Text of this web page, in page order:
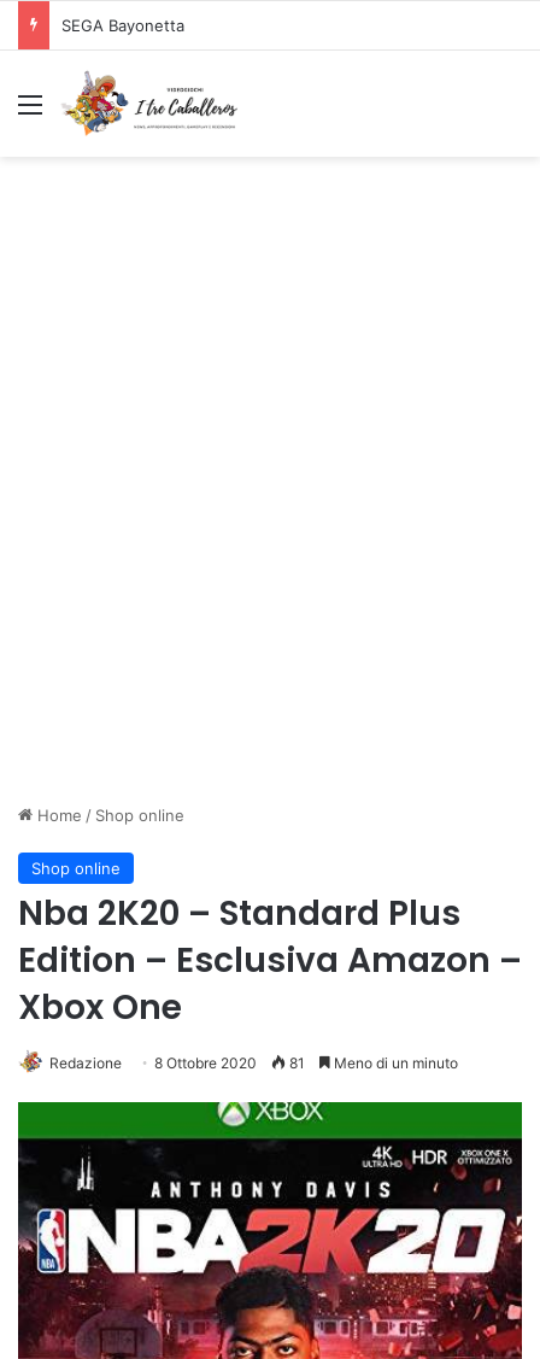
SEGA Bayonetta
Menu
Home / Shop online
Shop online
Nba 2K20 – Standard Plus
Edition – Esclusiva Amazon –
Xbox One
Redazione 8 Ottobre 2020 81 Meno di un minuto